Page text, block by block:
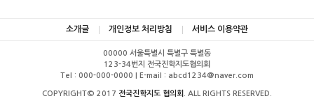
소개글 개인정보 처리방침 서비스 이용약관
00000 서울특별시 특별구 특별동
123-34번지 전국진학지도협의회
Tel : 000-000-0000 | E-mail : abcd1234@naver.com
COPYRIGHT© 2017 전국진학지도 협의회 . ALL RIGHTS RESERVED.